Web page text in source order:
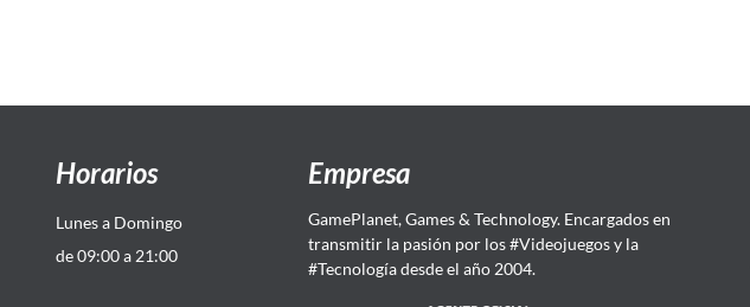
Horarios
Lunes a Domingo
de 09:00 a 21:00
Empresa
GamePlanet, Games & Technology. Encargados en
transmitir la pasión por los #Videojuegos y la
#Tecnología desde el año 2004.